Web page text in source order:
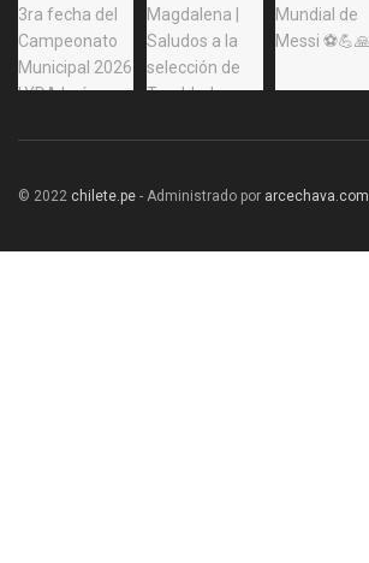
© 2022 chilete.pe - Administrado por arcechava.com